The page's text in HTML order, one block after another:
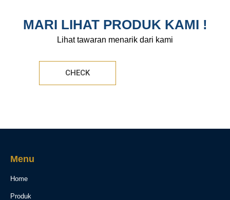
MARI LIHAT PRODUK KAMI !
Lihat tawaran menarik dari kami
CHECK
Menu
Home
Produk